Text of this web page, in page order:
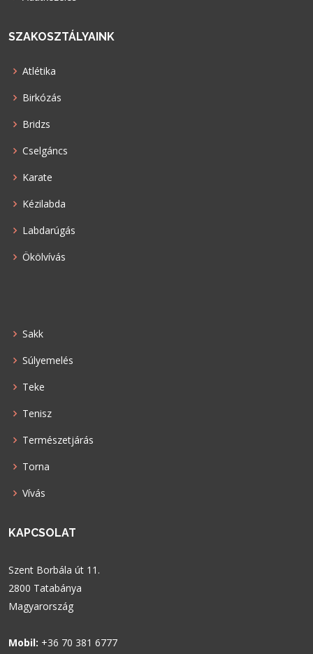
SZAKOSZTÁLYAINK
Atlétika
Birkózás
Bridzs
Cselgáncs
Karate
Kézilabda
Labdarúgás
Ökölvívás
Sakk
Súlyemelés
Teke
Tenisz
Természetjárás
Torna
Vívás
KAPCSOLAT
Szent Borbála út 11.
2800 Tatabánya
Magyarország
Mobil: +36 70 381 6777